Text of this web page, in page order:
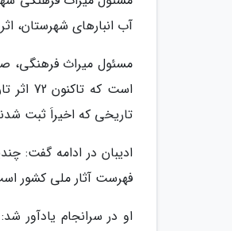
آب انبارهای شهرستان،
مسئول میراث فرهنگی،
است
تاریخی که اخیراَ ثبت
ادیبان در ادامه گفت:
فهرست آثار ملی کشور